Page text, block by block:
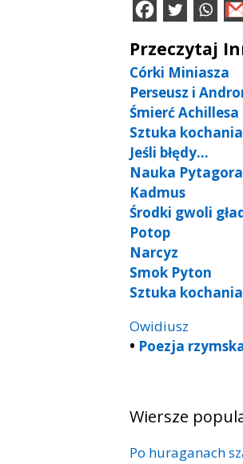
Przeczytaj
Córki Miniasza
Perseusz i
Śmierć Achillesa
Sztuka
Jeśli błędy…
Nauka
Kadmus
Środki gwoli
Potop
Narcyz
Smok Pyton
Sztuka
Owidiusz
• Poezja
Wiersze
Po huraganach